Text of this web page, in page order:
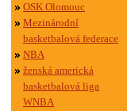
OSK Olomouc
Mezinárodní
basketbalová federace
NBA
ženská americká
basketbalová liga
WNBA